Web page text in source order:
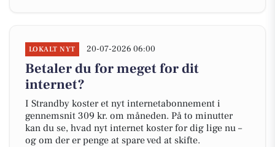
LOKALT NYT 20-07-2026 06:00
Betaler du for meget for dit
internet?
I Strandby koster et nyt internetabonnement i
gennemsnit 309 kr. om måneden. På to minutter
kan du se, hvad nyt internet koster for dig lige nu –
og om der er penge at spare ved at skifte.